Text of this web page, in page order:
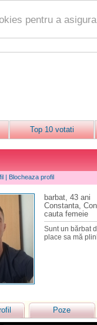
pentru a
Top 10 votati
| Blocheaza profil
barbat, 43 ani
Constanta,
cauta femeie
Sunt un bărbat
place sa mă
Poze